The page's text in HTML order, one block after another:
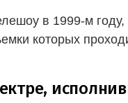
в 1999-м
которых